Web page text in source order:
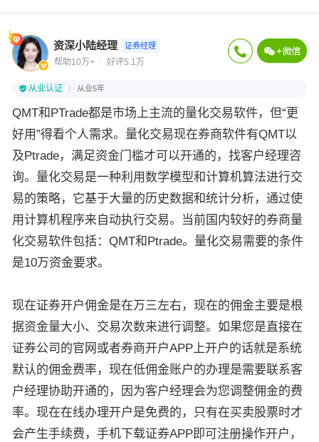
资深小陆经理 证券经理
帮助10万+ 好评5.1万
从业认证 从业5年
QMT和PTrade都是市场上主流的量化交易软件，但“更
好用”得看个人需求。量化交易现在券商软件有QMT以
及Ptrade，满足资金门槛才可以开通的，找客户经理咨
询。量化交易是一种利用数学模型和计算机算法进行交
易的策略，它基于大量的历史数据和统计分析，通过使
用计算机程序来自动执行交易。当前国内较好的券商量
化交易软件包括：QMT和Ptrade。量化交易需要的条件
是10万资金要求。
现在证券开户佣金是在万三左右，现在的佣金主要是根
据资金量大小、交易次数来进行调整。如果您是直接在
证券公司的官网或者券商开户APP上开户的话就是系统
默认的佣金费率，现在低佣金账户的办理是需要联系客
户经理协助开通的，因为客户经理会为您调整佣金的费
率。现在在线办理开户是免费的，只有在买卖股票时才
会产生手续费，手机下载证券APP即可注册操作开户，